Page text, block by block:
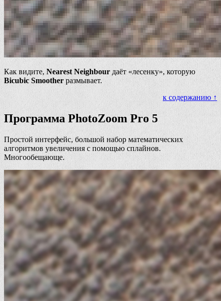
Как видите, Nearest Neighbour даёт «лесенку», которую
Bicubic Smoother размывает.
к содержанию ↑
Программа PhotoZoom Pro 5
Простой интерфейс, большой набор математических
алгоритмов увеличения с помощью сплайнов.
Многообещающе.